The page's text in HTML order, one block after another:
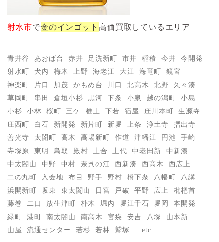
射水市で金のインゴット 高価買取しているエリア
青井谷 あおば台 赤井 足洗新町 市井 稲積 今井
今開発
射水町
犬内 梅木 上野 海老江 大江 海竜町
鏡宮
神楽町
片口 加茂 かもめ台 川口 北高木 北野
久々湊
草岡町
串田 倉垣小杉 黒河 下条 小泉 越の潟町
小島
小杉
小林 桜町 三ケ 椎土 下若 宿屋 庄川本町
生源寺
庄西町
白石 新開発 新片町 新堀 上条 浄土寺
摺出寺
善光寺
太閤町 高木 高場新町 作道 津幡江 円池
手崎
寺塚原
東明 鳥取 殿村 土合 土代 中老田新
中新湊
中太閤山
中野 中村 奈呉の江 西新湊 西高木
西広上
二の丸町
入会地 布目 野手 野村 橋下条 八幡町
八講
浜開新町
坂東 東太閤山 日宮 戸破 平野 広上
枇杷首
藤巻
二口 放生津町 朴木 堀内 堀江千石 堀岡
本開発
緑町
港町 南太閤山 南高木 宮袋 安吉 八塚
山本新
山屋
流通センター 若杉 若林 鷲塚 …etc